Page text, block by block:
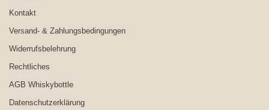
Kontakt
Versand- & Zahlungsbedingungen
Widerrufsbelehrung
Rechtliches
AGB Whiskybottle
Datenschutzerklärung